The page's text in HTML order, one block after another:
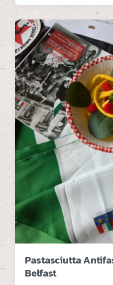
t
d
a
e
s
t
e
d
i
n
Pastasciutta
Belfast